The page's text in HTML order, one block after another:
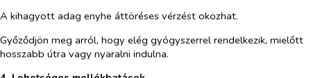
A kihagyott adag enyhe áttöréses vérzést okozhat.
Győződjön meg arról, hogy elég gyógyszerrel rendelkezik, mielőtt
hosszabb útra vagy nyaralni indulna.